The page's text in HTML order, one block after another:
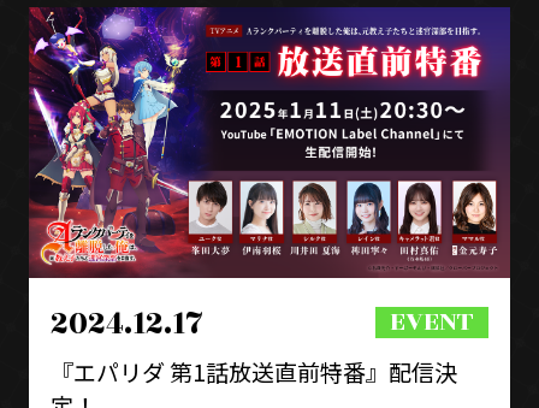
2024.12.17
『エパリダ 第1話放送直前特番』配信決